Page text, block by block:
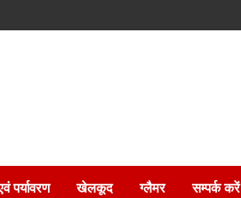
पर्यावरण खेलकूद ग्लैमर सम्पर्क करें